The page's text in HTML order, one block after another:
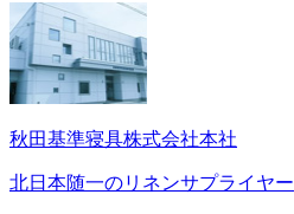
秋田基準寝具株式会社本社
北日本随一のリネンサプライヤー